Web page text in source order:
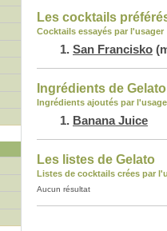
Les cocktails
Cocktails essayés par l'usager
San Francisko
Ingrédients de Gelato
Ingrédients ajoutés par
Banana Juice
Les listes de Gelato
Listes de cocktails crées par
Aucun résultat